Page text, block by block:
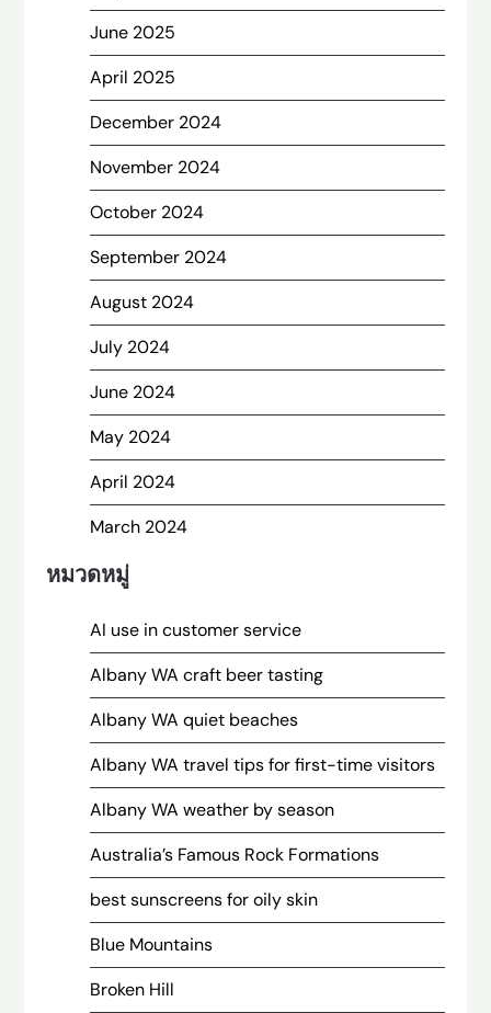
June 2025
April 2025
December 2024
November 2024
October 2024
September 2024
August 2024
July 2024
June 2024
May 2024
April 2024
March 2024
หมวดหมู่
AI use in customer service
Albany WA craft beer tasting
Albany WA quiet beaches
Albany WA travel tips for first-time visitors
Albany WA weather by season
Australia’s Famous Rock Formations
best sunscreens for oily skin
Blue Mountains
Broken Hill